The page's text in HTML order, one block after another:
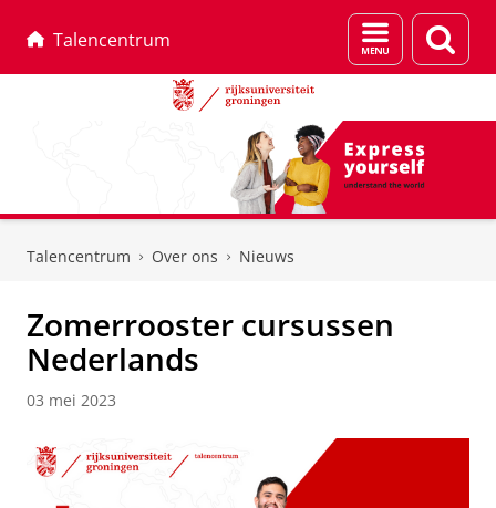
Talencentrum
Menu
en
Talencentrum Over ons Nieuws
Zomerrooster cursussen
Nederlands
03 mei 2023